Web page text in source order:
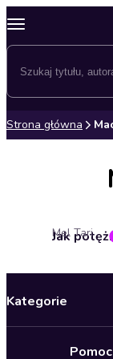
Strona główna
Jak
Mel Tari
Kategorie
Pomoc